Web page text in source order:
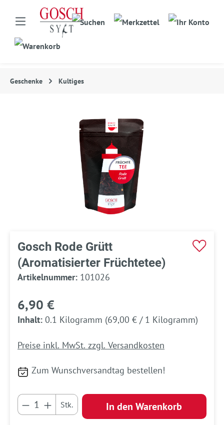
Geschenke Kultiges
Gosch Rode Grütt
(Aromatisierter Früchtetee)
Artikelnummer: 101026
6,90 €
Inhalt: 0.1 Kilogramm (69,00 € / 1 Kilogramm)
Preise inkl. MwSt. zzgl. Versandkosten
Zum Wunschversandtag bestellen!
Produkt Anzahl: Gib den gewünschten
Stk. In den Warenkorb